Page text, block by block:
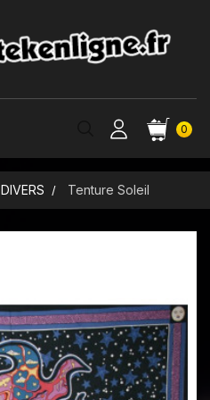
0
DIVERS Tenture Soleil